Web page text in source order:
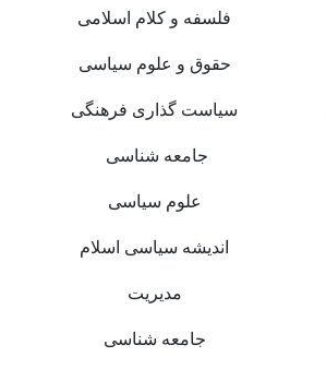
فلسفه و کلام اسلامی
حقوق و علوم سیاسی
سیاست گذاری فرهنگی
جامعه شناسی
علوم سیاسی
اندیشه سیاسی اسلام
مدیریت
جامعه شناسی